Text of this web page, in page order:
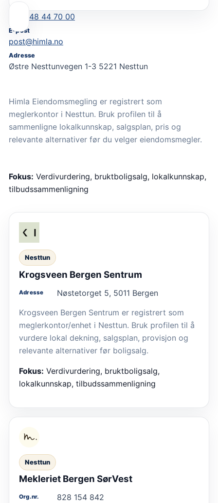
48 44 70 00
E-post
post@himla.no
Adresse
Østre Nesttunvegen 1-3 5221 Nesttun
Himla Eiendomsmegling er registrert som
meglerkontor i Nesttun. Bruk profilen til å
sammenligne lokalkunnskap, salgsplan, pris og
relevante alternativer før du velger eiendomsmegler.
Fokus: Verdivurdering, bruktboligsalg, lokalkunnskap,
tilbudssammenligning
Nesttun
Krogsveen Bergen Sentrum
Adresse
Nøstetorget 5, 5011 Bergen
Krogsveen Bergen Sentrum er registrert som
meglerkontor/enhet i Nesttun. Bruk profilen til å
vurdere lokal dekning, salgsplan, provisjon og
relevante alternativer før boligsalg.
Fokus: Verdivurdering, bruktboligsalg,
lokalkunnskap, tilbudssammenligning
Nesttun
Mekleriet Bergen SørVest
Org.nr. 828 154 842